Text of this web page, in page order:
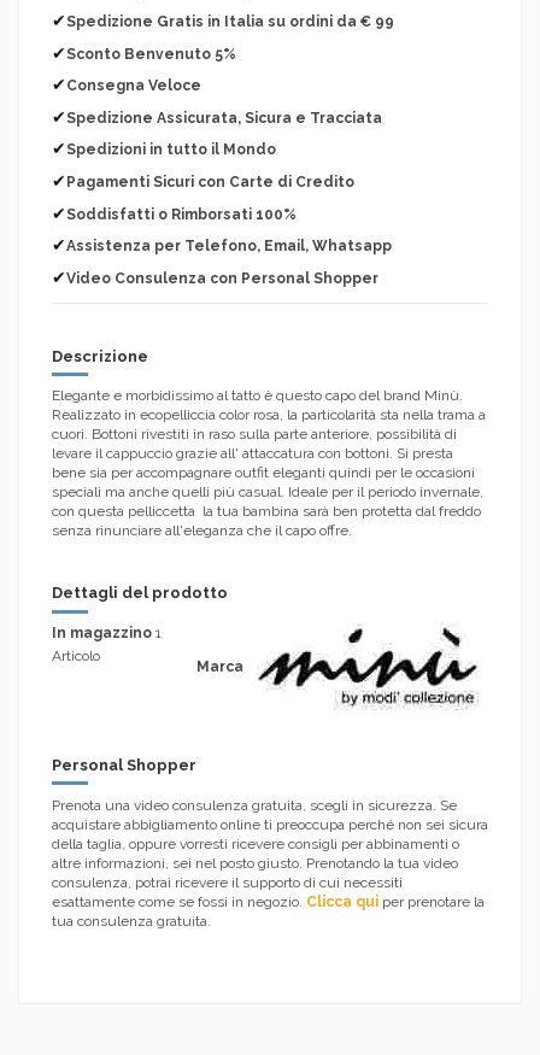
✔Spedizione Gratis in Italia su ordini da € 99
✔Sconto Benvenuto 5%
✔ Consegna Veloce
✔Spedizione Assicurata, Sicura e Tracciata
✔Spedizioni in tutto il Mondo
✔ Pagamenti Sicuri con Carte di Credito
✔Soddisfatti o Rimborsati 100%
✔Assistenza per Telefono, Email, Whatsapp
✔Video Consulenza con Personal Shopper
Descrizione
Elegante e morbidissimo al tatto è questo capo del brand Minù.
Realizzato in ecopelliccia color rosa, la particolarità sta nella trama a
cuori. Bottoni rivestiti in raso sulla parte anteriore, possibilità di
levare il cappuccio grazie all' attaccatura con bottoni. Si presta
bene sia per accompagnare outfit eleganti quindi per le occasioni
speciali ma anche quelli più casual. Ideale per il periodo invernale,
con questa pelliccetta la tua bambina sarà ben protetta dal freddo
senza rinunciare all'eleganza che il capo offre.
Dettagli del prodotto
Marca
In magazzino 1
Articolo
Personal Shopper
Prenota una video consulenza gratuita, scegli in sicurezza. Se
acquistare abbigliamento online ti preoccupa perché non sei sicura
della taglia, oppure vorresti ricevere consigli per abbinamenti o
altre informazioni, sei nel posto giusto. Prenotando la tua video
consulenza, potrai ricevere il supporto di cui necessiti
esattamente come se fossi in negozio. Clicca qui per prenotare la
tua consulenza gratuita.